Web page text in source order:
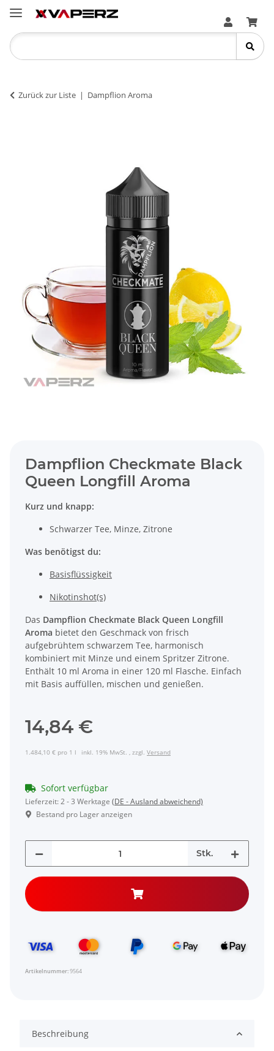
Zurück zur Liste Dampflion Aroma
Dampflion Checkmate Black
Queen Longfill Aroma
Kurz und knapp:
Schwarzer Tee, Minze, Zitrone
Was benötigst du:
Basisflüssigkeit
Nikotinshot(s)
Das Dampflion Checkmate Black Queen Longfill
Aroma bietet den Geschmack von frisch
aufgebrühtem schwarzem Tee, harmonisch
kombiniert mit Minze und einem Spritzer Zitrone.
Enthält 10 ml Aroma in einer 120 ml Flasche. Einfach
mit Basis auffüllen, mischen und genießen.
14,84 €
1.484,10 € pro 1 l inkl. 19% MwSt. , zzgl. Versand
Sofort verfügbar
Lieferzeit:2 - 3 Werktage (DE - Ausland abweichend)
Bestand pro Lager anzeigen
Stk.
Artikelnummer:9564
Beschreibung